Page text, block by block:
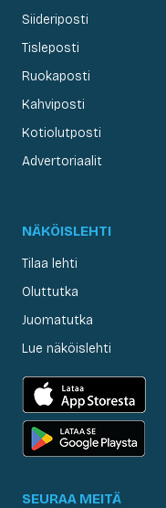
Siideriposti
Tisleposti
Ruokaposti
Kahviposti
Kotiolutposti
Advertoriaalit
NÄKÖISLEHTI
Tilaa lehti
Oluttutka
Juomatutka
Lue näköislehti
SEURAA MEITÄ